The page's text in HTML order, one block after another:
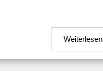
Weiterlesen